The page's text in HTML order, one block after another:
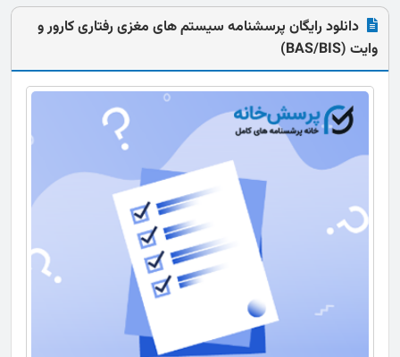
دانلود رایگان پرسشنامه سیستم های مغزی رفتاری کارور و
وایت (BAS/BIS)